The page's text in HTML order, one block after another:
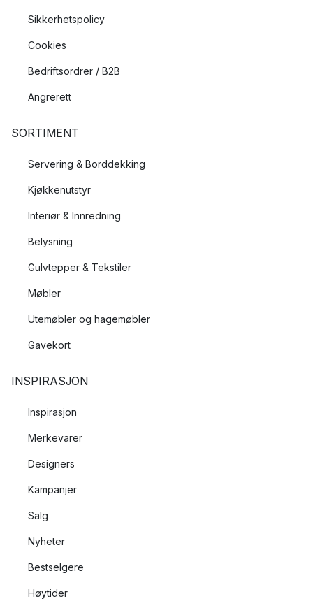
Sikkerhetspolicy
Cookies
Bedriftsordrer / B2B
Angrerett
SORTIMENT
Servering & Borddekking
Kjøkkenutstyr
Interiør & Innredning
Belysning
Gulvtepper & Tekstiler
Møbler
Utemøbler og hagemøbler
Gavekort
INSPIRASJON
Inspirasjon
Merkevarer
Designers
Kampanjer
Salg
Nyheter
Bestselgere
Høytider